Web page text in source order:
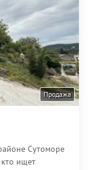
Продажа
Сутоморе
ищет